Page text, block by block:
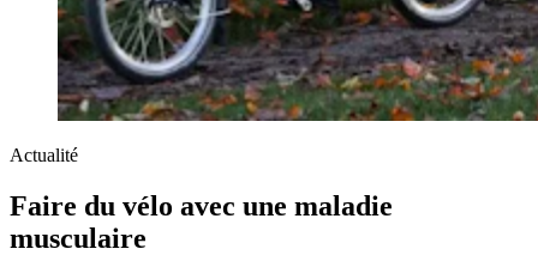
Actualité
Faire du vélo avec une maladie
musculaire